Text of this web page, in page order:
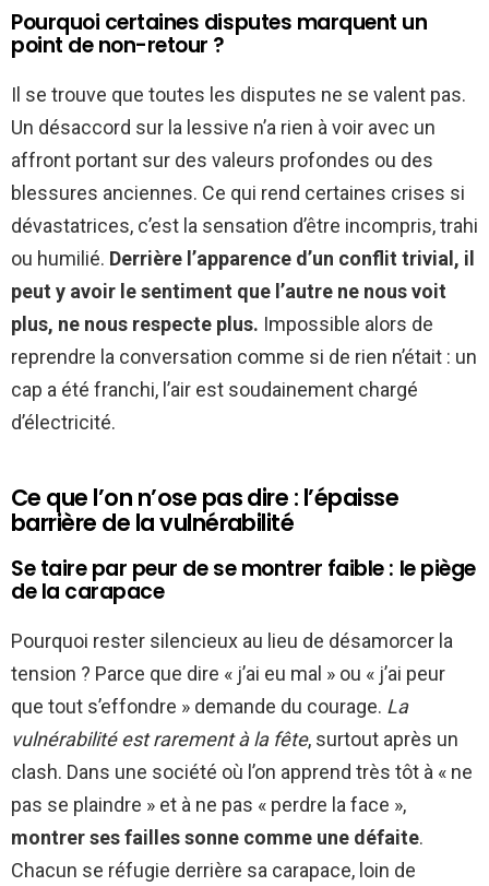
Pourquoi certaines disputes marquent un
point de non-retour ?
Il se trouve que toutes les disputes ne se valent pas.
Un désaccord sur la lessive n’a rien à voir avec un
affront portant sur des valeurs profondes ou des
blessures anciennes. Ce qui rend certaines crises si
dévastatrices, c’est la sensation d’être incompris, trahi
ou humilié. Derrière l’apparence d’un conflit trivial, il
peut y avoir le sentiment que l’autre ne nous voit
plus, ne nous respecte plus. Impossible alors de
reprendre la conversation comme si de rien n’était : un
cap a été franchi, l’air est soudainement chargé
d’électricité.
Ce que l’on n’ose pas dire : l’épaisse
barrière de la vulnérabilité
Se taire par peur de se montrer faible : le piège
de la carapace
Pourquoi rester silencieux au lieu de désamorcer la
tension ? Parce que dire « j’ai eu mal » ou « j’ai peur
que tout s’effondre » demande du courage. La
vulnérabilité est rarement à la fête, surtout après un
clash. Dans une société où l’on apprend très tôt à « ne
pas se plaindre » et à ne pas « perdre la face »,
montrer ses failles sonne comme une défaite.
Chacun se réfugie derrière sa carapace, loin de